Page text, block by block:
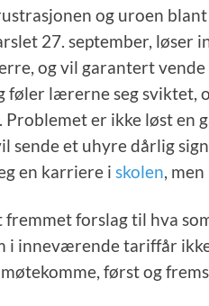
og uroen
27. september,
og vil garantert
føler lærerne seg sviktet,
Problemet er ikke løst
sende et uhyre dårlig
en karriere i skolen,
forslag til hva
i inneværende tariffår
først og